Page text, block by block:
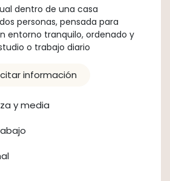
dentro de una casa
personas, pensada para
entorno tranquilo, ordenado y
o trabajo diario
información
y media